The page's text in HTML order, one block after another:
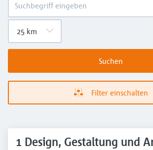
Suchen
Filter einschalten
1 Design, Gestaltung und